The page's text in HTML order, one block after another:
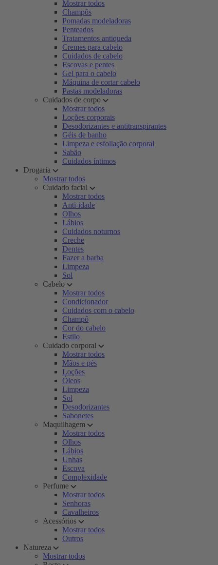
Mostrar todos
Champôs
Pomadas modeladoras
Penteados
Tratamentos antiqueda
Cremes para cabelo
Cuidados de cabelo
Escovas e pentes
Gel para o cabelo
Máquina de cortar cabelo
Pastas modeladoras
Cuidados de corpo
Mostrar todos
Loções corporais
Desodorizantes e antitranspirantes
Géis de banho
Limpeza e esfoliação corporal
Sabão
Cuidados íntimos
Drogaria
Mostrar todos
Cuidado facial
Mostrar todos
Anti-idade
Olhos
Lábios
Cuidados noturnos
Creche
Dentes
Fazer a barba
Limpeza
Sol
Cabelo
Mostrar todos
Condicionador
Cuidados com o cabelo
Champô
Cor do cabelo
Estilo
Cuidado corporal
Mostrar todos
Mãos e pés
Loções
Óleos
Limpeza
Sol
Desodorizantes
Sabonetes
Maquilhagem
Mostrar todos
Olhos
Lábios
Unhas
Escova
Complexidade
Perfume
Mostrar todos
Senhoras
Cavalheiros
Acessórios
Mostrar todos
Outros
Natureza
Mostrar todos